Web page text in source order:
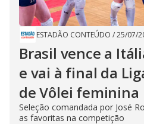
ESTADÃO CONTEÚDO /25/07/
Brasil vence a
e vai à final da
de Vôlei feminina
Seleção comandada por José
as favoritas na competição